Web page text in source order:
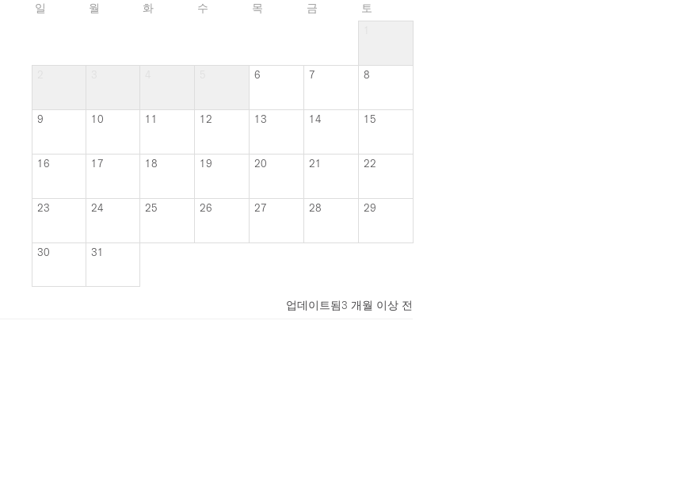
일
월 화 수 목 금
토
6 7 8
9 10 11 12 13 14 15
16 17 18 19 20 21 22
23 24 25 26 27 28 29
30 31
업데이트됨3 개월 이상 전